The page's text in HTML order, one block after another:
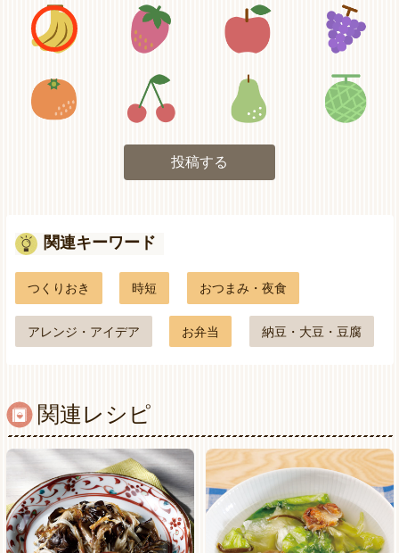
アイコン1 アイコン2 アイコン3
アイコン5 アイコン6 アイコン7
投稿する
関連キーワード
つくりおき 時短 おつまみ・夜食
アレンジ・アイデア お弁当 納豆・大豆・豆腐
関連レシピ